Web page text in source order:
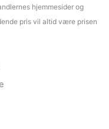
hjemmesider og
pris vil altid være prisen